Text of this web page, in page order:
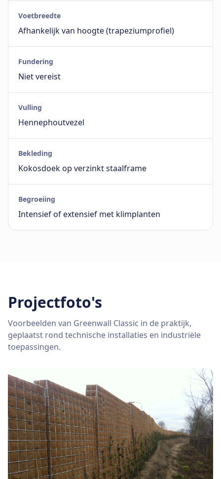
Voetbreedte
Afhankelijk van hoogte (trapeziumprofiel)
Fundering
Niet vereist
Vulling
Hennephoutvezel
Bekleding
Kokosdoek op verzinkt staalframe
Begroeiing
Intensief of extensief met klimplanten
Projectfoto's
Voorbeelden van Greenwall Classic in de praktijk,
geplaatst rond technische installaties en industriële
toepassingen.